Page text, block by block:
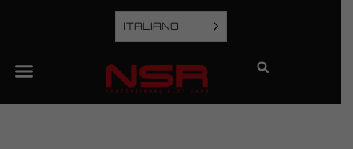
ITALIANO